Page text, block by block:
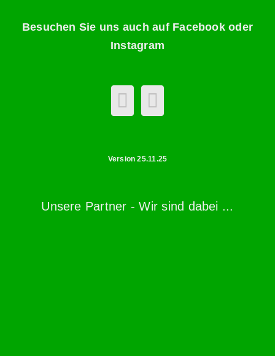
Besuchen Sie uns auch auf Facebook oder
Instagram
Version 25.11.25
Unsere Partner - Wir sind dabei ...